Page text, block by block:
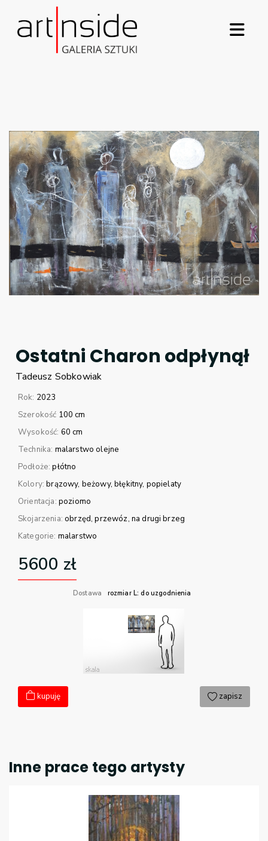
Ostatni Charon odpłynął
Tadeusz Sobkowiak
Rok: 2023
Szerokość 100 cm
Wysokość: 60 cm
Technika: malarstwo olejne
Podłoże:płótno
Kolory:brązowy beżowy błękitny popielaty
Orientacja: poziomo
Skojarzenia:obrzęd przewóz na drugi brzeg
Kategorie: malarstwo
5600 zł
Dostawa rozmiar L: do uzgodnienia
kupuję zapisz
Inne prace tego artysty